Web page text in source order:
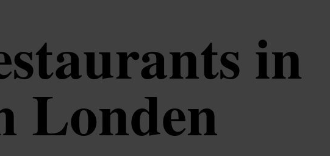
in
Londen